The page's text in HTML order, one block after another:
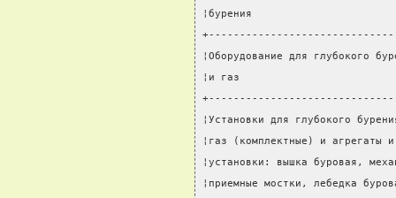
¦бурения
¦Оборудование для
¦и газ
¦Установки для глубокого
¦газ (комплектные) и
¦установки: вышка
¦приемные мостки,